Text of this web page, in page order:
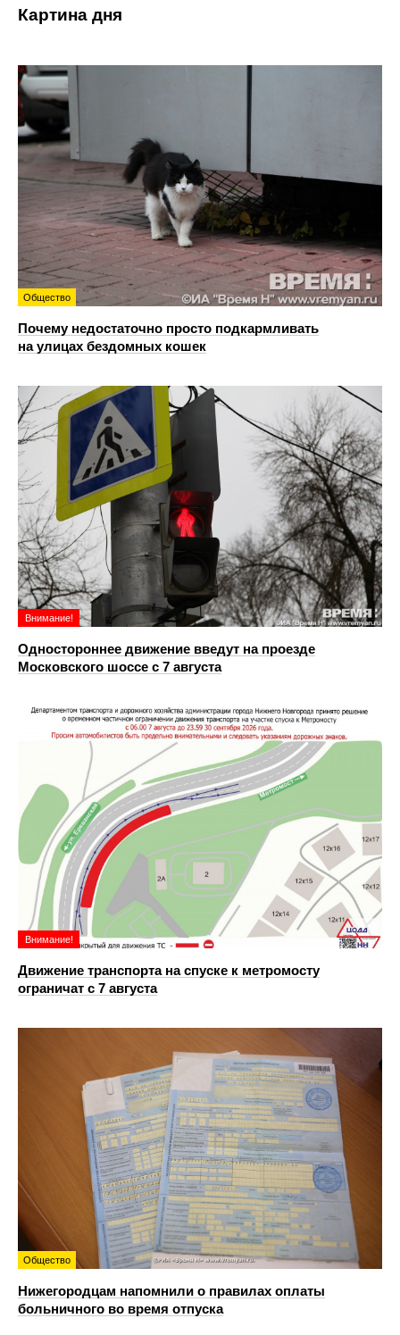
Картина дня
Общество
Почему недостаточно просто подкармливать
на улицах бездомных кошек
Внимание!
Одностороннее движение введут на проезде
Московского шоссе с 7 августа
Внимание!
Движение транспорта на спуске к метромосту
ограничат с 7 августа
Общество
Нижегородцам напомнили о правилах оплаты
больничного во время отпуска